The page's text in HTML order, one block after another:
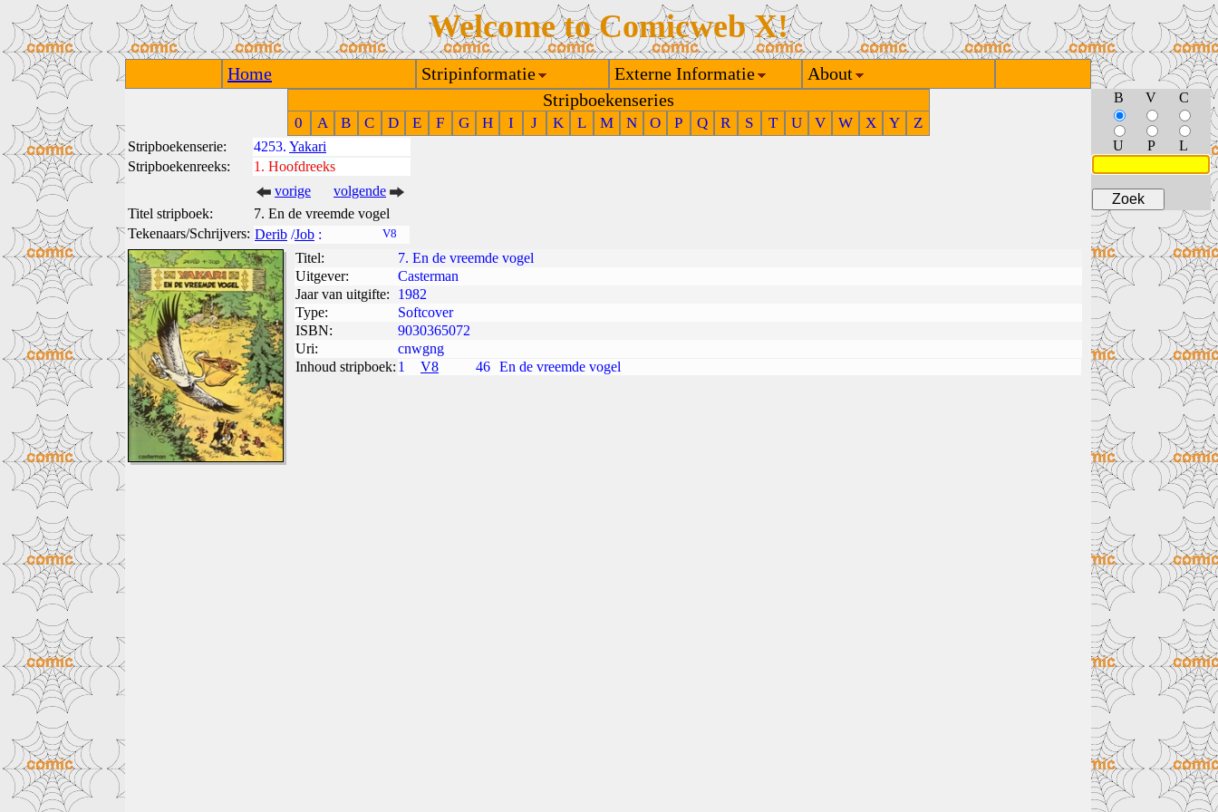
Welcome to Comicweb X!
Home Stripinformatie Externe Informatie
About
Stripboekenseries
0 A B C D E F G H I J K L M N O P Q R S T U V W X Y Z
Stripboekenserie: 4253. Yakari
Stripboekenreeks:
1. Hoofdreeks
vorige
volgende
Titel stripboek:
7. En de vreemde vogel
Tekenaars/Schrijvers: Derib /Job : V8
Titel:
7. En de vreemde vogel
Uitgever:
Casterman
Jaar van uitgifte:
1982
Type:
Softcover
ISBN:
9030365072
Uri:
cnwgng
Inhoud stripboek: 1 V8 46 En de vreemde vogel
B V C
U P L